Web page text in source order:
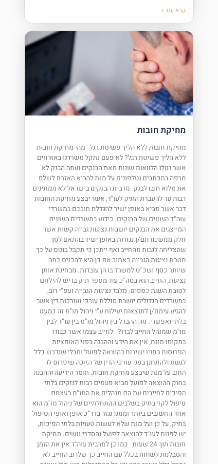
קרא עוד »
מחיקת חובות
מחיקת חובות ללא הליך פשיטת רגל מהי מחיקת חובות
ללא הליך פשיטת רגל? לא פעם נתקל משרדנו באזרחים
אשר נטלו הלוואות שונות מאת הבנקים ועתה הבנק לא
מרפה במכתבים וטלפונים על מנת להביא האזרח לשלם
את מלוא חובו לבנק. מרבית הבנקים בישראל לא ממתינים
רבות עד להעברת התיק לעו"ד, אשר יבצע מחיקת החובות
דבר אשר מביא באופן ישיר להגדלת חובכם במשרדי
עוה"ד השונים של הבנקים. כידוע במשרדים השונים
המייצגים את הבנקים יושבות נציגות גבייה קשות אשר
חלק ממשכורתם/ן נגזרות באופן ישיר בהתאם לסך
שהצליחה לגבות מהחייב ואף ייתכן כי תקבל בונוס על כך.
מטרת נציגות הגבייה כאמור אם כן היא להכניס כמה
שיותר כסף ושכ"ט למשרד בו הן עובדות. מבחינת אותן
נציגות, החייב הוא בסה"כ עוד מספר תיק בו יש להילחם
לטובת השגת כספים. מלבד נציגות הגבייה ועפ"י רוב,
במשרדים הגדולים יושבת סוללת עורכי ועורכות דין אשר
להגיע עימם/ן לתוצאות יעילות ע"י ניהול מו"מ זה כמעט
בלתי ואפשרי. מה ההבדל בין ניהול מו"מ בין עו"ד לבין
מו"מ שמנהל החייב לבדו? לחייב עצמו אשר כבודו
במקומו מונח, אין את הידע וההבנה בפני האופציות
הפרוסות בפניו ישירות בהוצאה לפועל ומבלי שנדרש כלל
לגשת ולהתחנן בפני עורכי הדין של הזוכה שיפרוס לו
החוב על מנת שיבצע מחיקת חובות. חוסר הידיעה וההבנה
בחוק ההוצאה לפועל מביא פעמים רבות לנזקים בלתי
הפיכים לחייבים עת הם מנהלים את המו"מ בעצמם.
טיפול לקוי בתיק בשלבים ההתחלתיים של ניהול מו"מ הוא
אחד החשובים ביותר וממנו נגזר בדר"כ אופן ואופי הטיפול
בתיק, על כן ועל מנת שלא לעשות טעויות בלתי הפיכות,
יש לפנות לעו"ד להוצאה לפועל והסדרי נושים. מחיקת
חובות תוך 24 שעות כמו כן למרבית עוה"ד אין את הזמן
והסבלנות לשוחח בכלל עם החייב כך שלרוב החייב לא